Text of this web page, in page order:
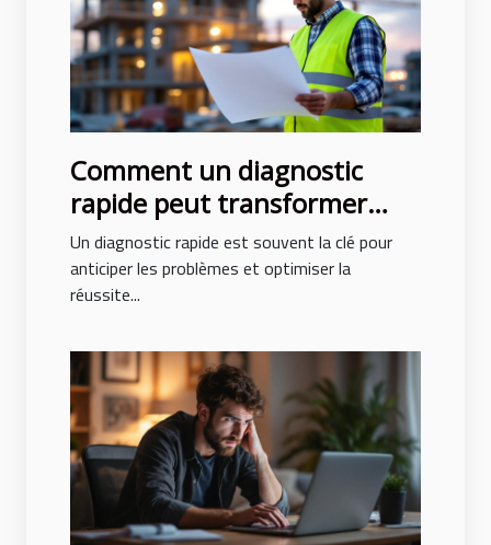
Comment un diagnostic
rapide peut transformer
votre projet de construction
Un diagnostic rapide est souvent la clé pour
anticiper les problèmes et optimiser la
réussite...